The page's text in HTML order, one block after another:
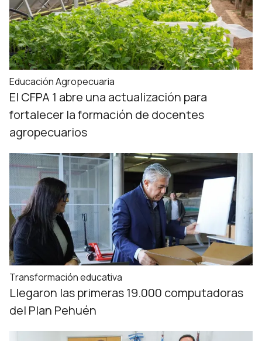
Educación Agropecuaria
El CFPA 1 abre una actualización para
fortalecer la formación de docentes
agropecuarios
Transformación educativa
Llegaron las primeras 19.000 computadoras
del Plan Pehuén